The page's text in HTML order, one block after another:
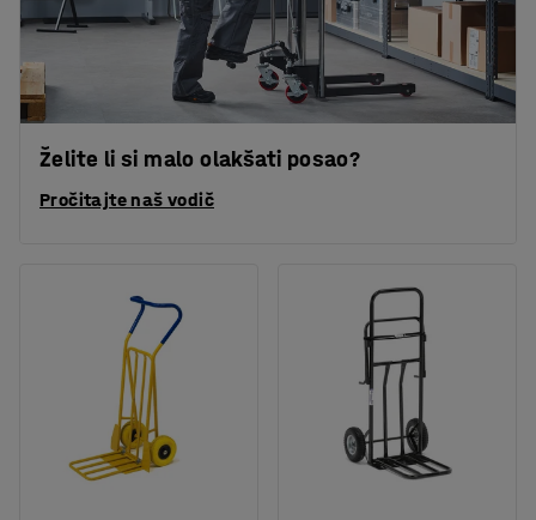
Želite li si malo olakšati posao?
Pročitajte naš vodič